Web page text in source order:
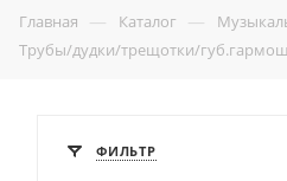
Главная — Каталог —
Трубы/дудки/трещотки/
ФИЛЬТР